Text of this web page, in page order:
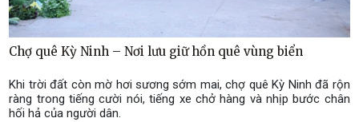
Chợ quê Kỳ Ninh – Nơi lưu giữ hồn quê vùng biển
Khi trời đất còn mờ hơi sương sớm mai, chợ quê Kỳ Ninh đã rộn
ràng trong tiếng cười nói, tiếng xe chở hàng và nhịp bước chân
hối hả của người dân.